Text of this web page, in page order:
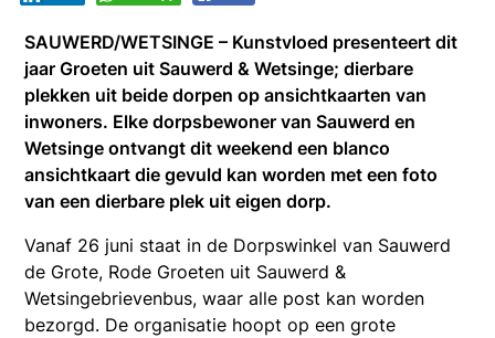
SAUWERD/WETSINGE – Kunstvloed presenteert dit
jaar Groeten uit Sauwerd & Wetsinge; dierbare
plekken uit beide dorpen op ansichtkaarten van
inwoners. Elke dorpsbewoner van Sauwerd en
Wetsinge ontvangt dit weekend een blanco
ansichtkaart die gevuld kan worden met een foto
van een dierbare plek uit eigen dorp.
Vanaf 26 juni staat in de Dorpswinkel van Sauwerd
de Grote, Rode Groeten uit Sauwerd &
Wetsingebrievenbus, waar alle post kan worden
bezorgd. De organisatie hoopt op een grote